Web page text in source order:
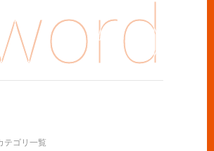
すれば快適に過ごせますよ。
テゴリ一覧